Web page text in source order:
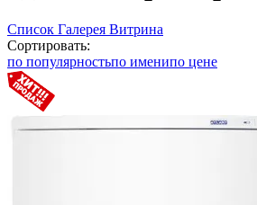
Список Галерея Витрина
Сортировать:
по популярностьпо именипо цене